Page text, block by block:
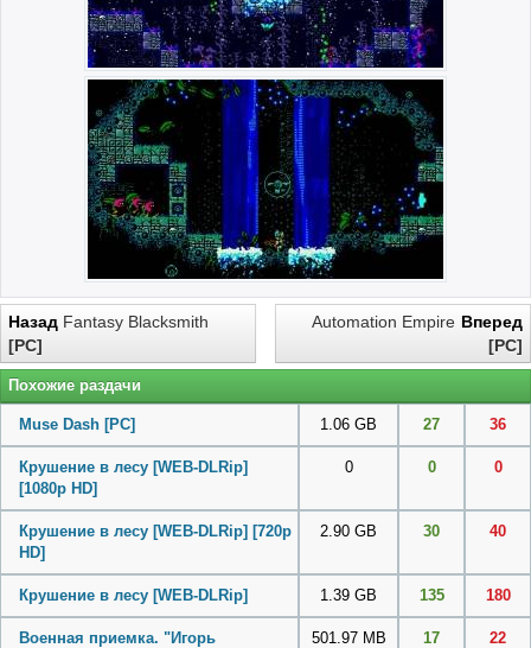
Назад Fantasy Blacksmith
[PC]
Вперед
Automation Empire
[PC]
Похожие раздачи
Muse Dash [PC] 1.06 GB 27 36
Крушение в лесу [WEB-DLRip]
[1080p HD]
0 0 0
Крушение в лесу [WEB-DLRip] [720p
HD]
2.90 GB 30 40
Крушение в лесу [WEB-DLRip] 1.39 GB 135 180
Военная приемка. "Игорь 501.97 MB 17 22